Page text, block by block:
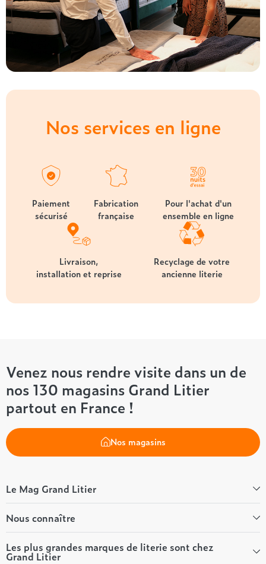
Nos services en ligne
Paiement
sécurisé
Fabrication
française
Pour l'achat d'un
ensemble en ligne
Livraison,
installation et reprise
Recyclage de votre
ancienne literie
Venez nous rendre visite dans un de
nos 130 magasins Grand Litier
partout en France !
Nos magasins
Le Mag Grand Litier
Bien-être
Conseils literie
Tous les articles du Mag
Tous nos guides
Nous connaître
Qui sommes-nous ?
Nos valeurs
Les plus grandes marques de literie sont chez
Grand Litier